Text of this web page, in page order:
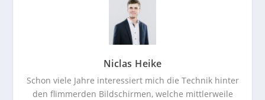
Niclas Heike
Schon viele Jahre interessiert mich die Technik hinter
den flimmerden Bildschirmen, welche mittlerweile